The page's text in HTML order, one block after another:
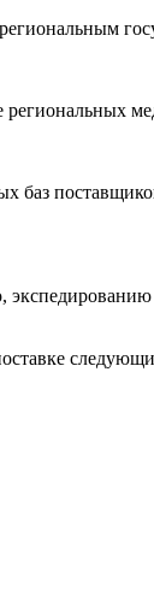
региональных